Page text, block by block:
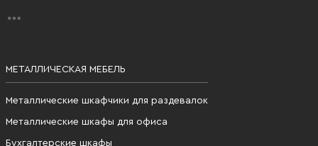
МЕТАЛЛИЧЕСКАЯ МЕБЕЛЬ
Металлические шкафчики для раздевалок
Металлические шкафы для офиса
Бухгалтерские шкафы